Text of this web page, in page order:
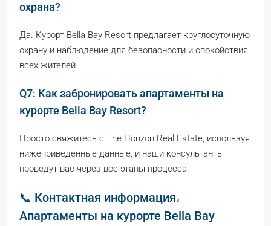
охрана?
Да. Курорт Bella Bay Resort предлагает круглосуточную
охрану и наблюдение для безопасности и спокойствия
всех жителей.
Q7: Как забронировать апартаменты на
курорте Bella Bay Resort?
Просто свяжитесь с The Horizon Real Estate, используя
нижеприведенные данные, и наши консультанты
проведут вас через все этапы процесса.
📞 Контактная информация،
Апартаменты на курорте Bella Bay